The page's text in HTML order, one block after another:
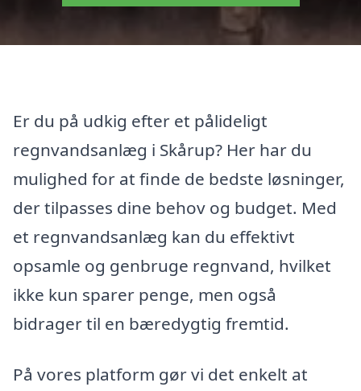
Er du på udkig efter et pålideligt
regnvandsanlæg i Skårup? Her har du
mulighed for at finde de bedste løsninger,
der tilpasses dine behov og budget. Med
et regnvandsanlæg kan du effektivt
opsamle og genbruge regnvand, hvilket
ikke kun sparer penge, men også
bidrager til en bæredygtig fremtid.
På vores platform gør vi det enkelt at